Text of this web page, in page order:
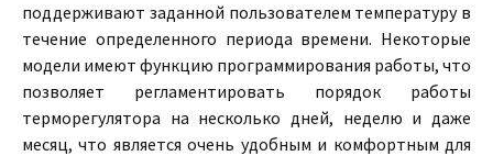
поддерживают заданной пользователем температуру в
течение определенного периода времени. Некоторые
модели имеют функцию программирования работы, что
позволяет регламентировать порядок работы
терморегулятора на несколько дней, неделю и даже
месяц, что является очень удобным и комфортным для